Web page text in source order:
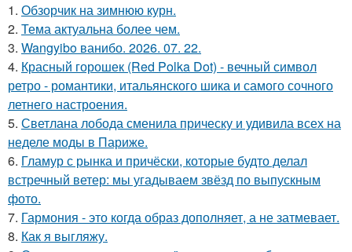
1. Обзорчик на зимнюю курн.
2. Тема актуальна более чем.
3. Wangyibo ванибо. 2026. 07. 22.
4. Красный горошек (Red Polka Dot) - вечный символ
ретро - романтики, итальянского шика и самого сочного
летнего настроения.
5. Светлана лобода сменила прическу и удивила всех на
неделе моды в Париже.
6. Гламур с рынка и причёски, которые будто делал
встречный ветер: мы угадываем звёзд по выпускным
фото.
7. Гармония - это когда образ дополняет, а не затмевает.
8. Как я выгляжу.